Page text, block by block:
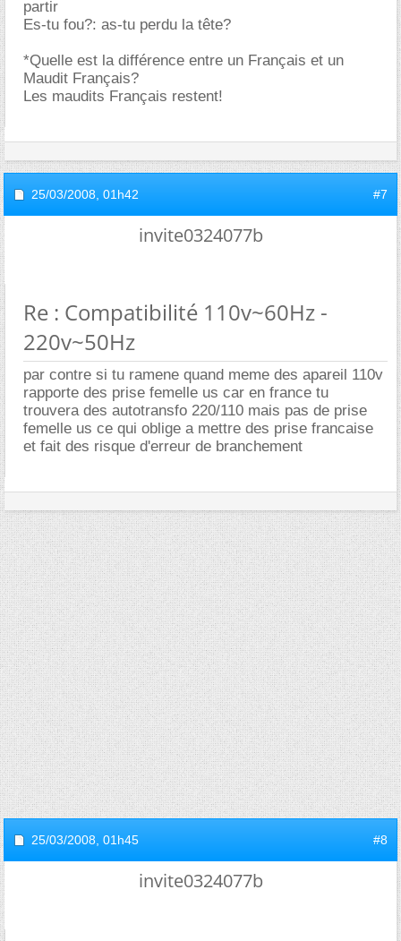
partir
Es-tu fou?: as-tu perdu la tête?
*Quelle est la différence entre un Français et un
Maudit Français?
Les maudits Français restent!
25/03/2008, 01h42 #7
invite0324077b
Re : Compatibilité 110v~60Hz -
220v~50Hz
par contre si tu ramene quand meme des apareil 110v
rapporte des prise femelle us car en france tu
trouvera des autotransfo 220/110 mais pas de prise
femelle us ce qui oblige a mettre des prise francaise
et fait des risque d'erreur de branchement
25/03/2008, 01h45 #8
invite0324077b